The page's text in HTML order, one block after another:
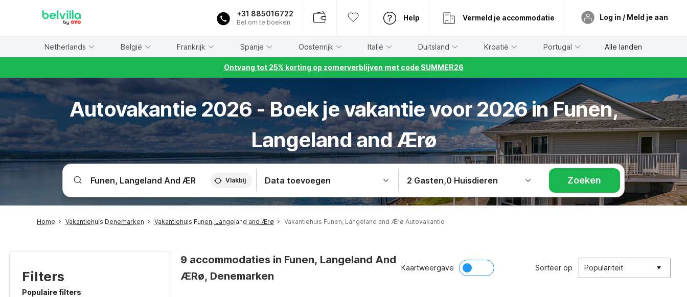
+31 885016722
Bel om te boeken
Help Vermeld je accommodatie Log in / Meld je aan
Netherlands België Frankrijk Spanje Oostenrijk Italië Duitsland Kroatië Portugal Alle landen
Ontvang tot 25% korting op zomerverblijven met code SUMMER26
Autovakantie 2026 - Boek je vakantie voor 2026 in Funen,
Langeland and Ærø
Vlakbij Data toevoegen 2 Gasten,0 Huisdieren Zoeken
Home Vakantiehuis Denemarken Vakantiehuis Funen, Langeland and Ærø Vakantiehuis Funen, Langeland and Ærø Autovakantie
Filters
Populaire filters
9 accommodaties in Funen, Langeland And
ÆRø, Denemarken
Kaartweergave Sorteer op Populariteit